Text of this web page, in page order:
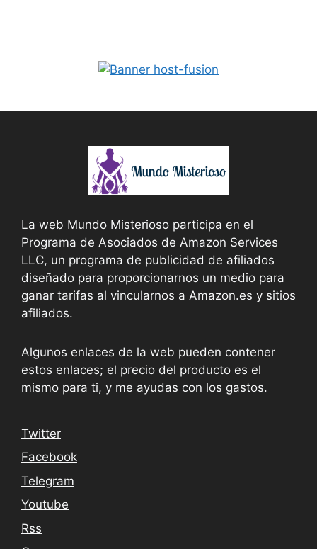
La web Mundo Misterioso participa en el
Programa de Asociados de Amazon Services
LLC, un programa de publicidad de afiliados
diseñado para proporcionarnos un medio para
ganar tarifas al vincularnos a Amazon.es y sitios
afiliados.
Algunos enlaces de la web pueden contener
estos enlaces; el precio del producto es el
mismo para ti, y me ayudas con los gastos.
Twitter
Facebook
Telegram
Youtube
Rss